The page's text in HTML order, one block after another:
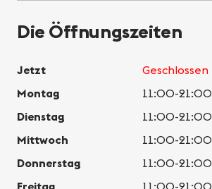
Die Öffnungszeiten
Jetzt
Geschlossen
Montag
11:00-21:00
Dienstag
11:00-21:00
Mittwoch
11:00-21:00
Donnerstag
11:00-21:00